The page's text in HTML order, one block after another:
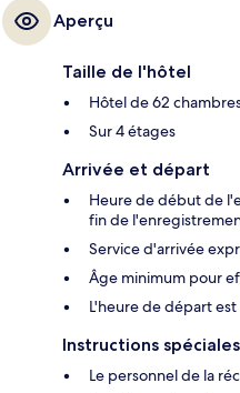
Aperçu
Taille de l'hôtel
Hôtel de 62
Sur 4 étages
Arrivée et départ
Heure de début de
fin de
Service d'arrivée
Âge minimum pour
L'heure de départ est
Instructions
Le personnel de la